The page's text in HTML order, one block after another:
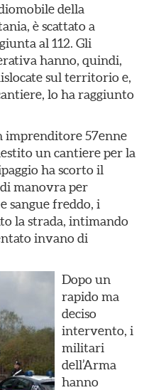
della
è scattato a
al 112. Gli
hanno, quindi,
sul territorio e,
lo ha raggiunto
imprenditore 57enne
un cantiere per la
ha scorto il
manovra per
sangue freddo, i
la strada, intimando
invano di
Dopo un
rapido ma
deciso
intervento, i
militari
dell’Arma
hanno